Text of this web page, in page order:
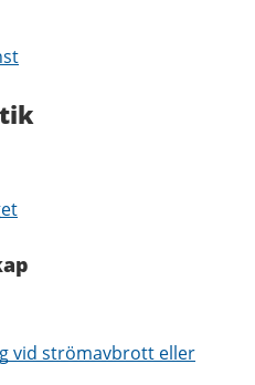
vid strömavbrott eller